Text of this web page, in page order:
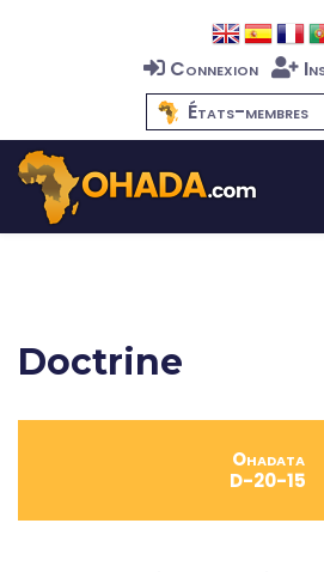
Connexion
États-membres
Doctrine
Ohadata
D-20-15